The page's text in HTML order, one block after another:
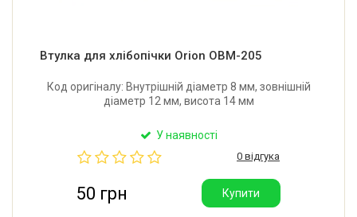
Втулка для хлібопічки Orion OBM-205
Код оригіналу: Внутрішній діаметр 8 мм, зовнішній
діаметр 12 мм, висота 14 мм
У наявності
0 відгука
50 грн Купити